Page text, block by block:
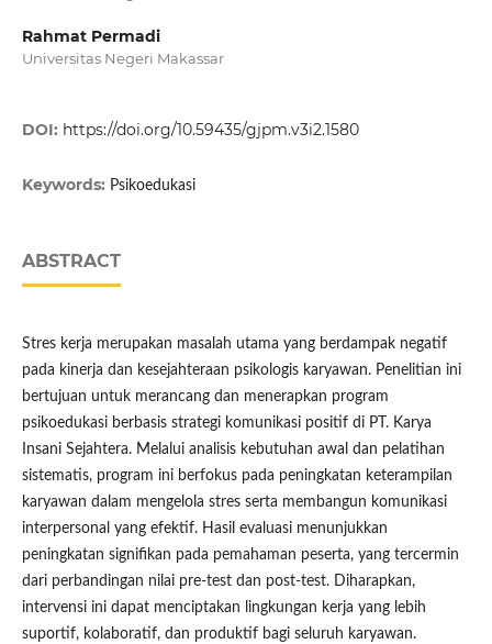
Rahmat Permadi
Universitas Negeri Makassar
DOI: https://doi.org/10.59435/gjpm.v3i2.1580
Keywords: Psikoedukasi
ABSTRACT
Stres kerja merupakan masalah utama yang berdampak negatif
pada kinerja dan kesejahteraan psikologis karyawan. Penelitian ini
bertujuan untuk merancang dan menerapkan program
psikoedukasi berbasis strategi komunikasi positif di PT. Karya
Insani Sejahtera. Melalui analisis kebutuhan awal dan pelatihan
sistematis, program ini berfokus pada peningkatan keterampilan
karyawan dalam mengelola stres serta membangun komunikasi
interpersonal yang efektif. Hasil evaluasi menunjukkan
peningkatan signifikan pada pemahaman peserta, yang tercermin
dari perbandingan nilai pre-test dan post-test. Diharapkan,
intervensi ini dapat menciptakan lingkungan kerja yang lebih
suportif, kolaboratif, dan produktif bagi seluruh karyawan.